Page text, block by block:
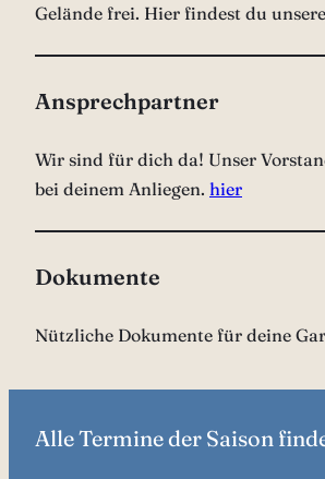
Gelände frei. Hier findest du
Ansprechpartner
Wir sind für dich da! Unser
bei deinem Anliegen. hier
Dokumente
Nützliche Dokumente für deine
Alle Termine der Saison